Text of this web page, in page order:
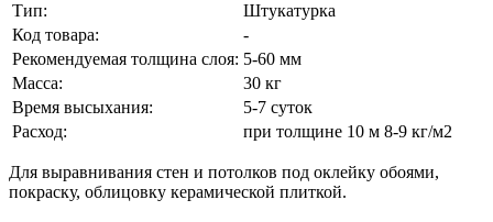
Тип:
Штукатурка
Код товара:
-
Рекомендуемая толщина слоя: 5-60 мм
Масса:
30 кг
Время высыхания:
5-7 суток
Расход:
при толщине 10 м 8-9 кг/м2
Для выравнивания стен и потолков под оклейку обоями,
покраску, облицовку керамической плиткой.